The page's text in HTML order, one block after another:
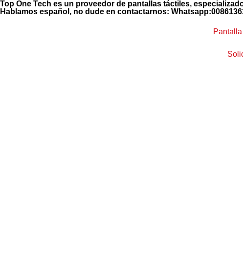
Top One Tech es un proveedor de pantallas táctiles,
Hablamos español, no dude en contactarnos: